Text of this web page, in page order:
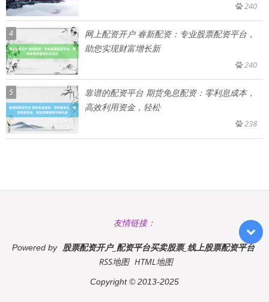
240
4
网上配资开户 睿新配资：专业股票配资平台，
助您实现财富增长新
240
5
靠谱的配资平台 期货免息配资：零利息成本，
高效利用资金，轻松
238
友情链接：
Powered by 股票配资开户_配资平台买卖股票_线上股票配资平台
RSS地图 HTML地图
Copyright© 2013-2025